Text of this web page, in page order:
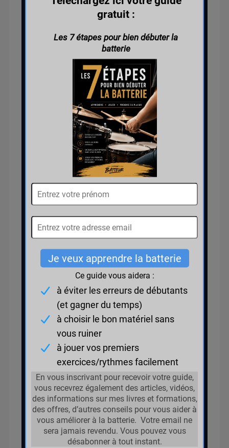
accord préalable du
expresse à son droit de
rétractation. Ainsi, dès l’accès
à la formation en ligne, aucun
remboursement ne pourra être
demandé.
Cours individuels :Le client
peut annuler ou reporter un
cours jusqu’à48 heures avant
la date prévue. Toute
annulation effectuée moins de
48 heures avant le cours sera
due dans son’intégralité. En
cas de force majeure ou
d’empêchement du formateur,
une nouvelle date sera
proposée.
7. Accès et
livraison
Les accès aux formations et
ressources numériques sont
fournis par lien de
téléchargement ou via un
espace membre. Le Client est
responsable de la
confidentialité de ses
identifiants et de la